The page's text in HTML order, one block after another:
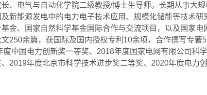
、电气与自动化学院二级教授/博士生导师。长期从事大
新能源发电中的电力电子技术应用、规模化储能等技术
金、国家自然科学基金国际合作与交流项目，以及国家
文250余篇，获国际及国内授权专利 10余项，合作撰写专著5
度中国电力创新奖一等奖、 2018年度国家电网有限公司科
2019年度北京市科学技术进步奖二等奖、 2020年度电力